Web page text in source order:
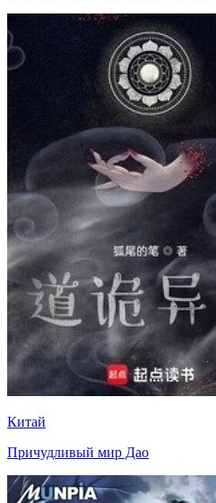
Китай
Причудливый мир Дао